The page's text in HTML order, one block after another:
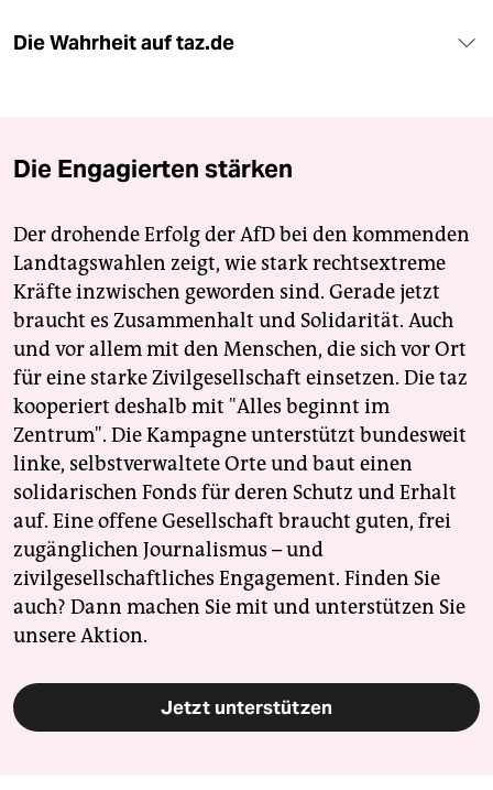
genossenschaft
Die Wahrheit auf taz.de
Die Engagierten stärken
Der drohende Erfolg der AfD bei den kommenden
Landtagswahlen zeigt, wie stark rechtsextreme
Kräfte inzwischen geworden sind. Gerade jetzt
braucht es Zusammenhalt und Solidarität. Auch
und vor allem mit den Menschen, die sich vor Ort
für eine starke Zivilgesellschaft einsetzen. Die taz
kooperiert deshalb mit "Alles beginnt im
Zentrum". Die Kampagne unterstützt bundesweit
linke, selbstverwaltete Orte und baut einen
solidarischen Fonds für deren Schutz und Erhalt
auf. Eine offene Gesellschaft braucht guten, frei
zugänglichen Journalismus – und
zivilgesellschaftliches Engagement. Finden Sie
auch? Dann machen Sie mit und unterstützen Sie
unsere Aktion.
Jetzt unterstützen